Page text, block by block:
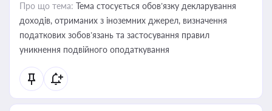
Про що тема: Тема стосується обов’язку декларування
доходів, отриманих з іноземних джерел, визначення
податкових зобов’язань та застосування правил
уникнення подвійного оподаткування